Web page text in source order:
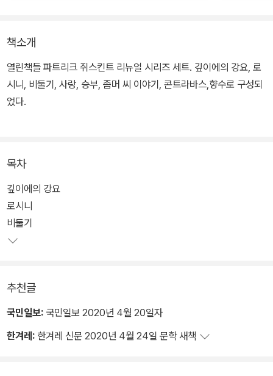
책소개
열린책들 파트리크 쥐스킨트 리뉴얼 시리즈 세트. 깊이에의 강요, 로
시니, 비둘기, 사랑, 승부, 좀머 씨 이야기, 콘트라바스,향수로 구성되
었다.
목차
깊이에의 강요
로시니
비둘기
추천글
국민일보: 국민일보 2020년 4월 20일자
한겨레: 한겨레 신문 2020년 4월 24일 문학 새책